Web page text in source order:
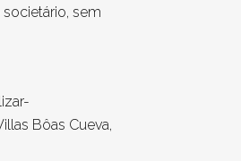
sem
Bôas Cueva,